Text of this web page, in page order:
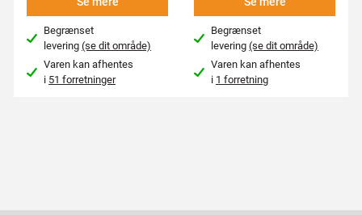
Begrænset
levering(se dit område)
Varen kan afhentes
i 51 forretninger
Begrænset
levering(se dit område)
Varen kan afhentes
i 1 forretning